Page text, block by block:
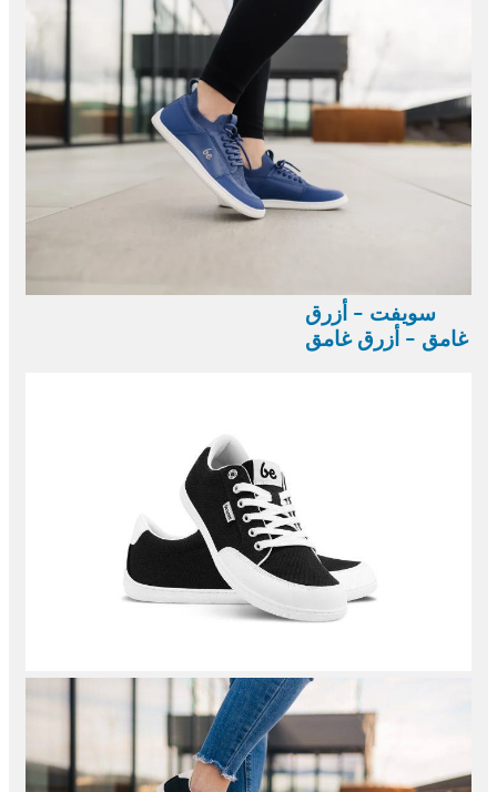
سويفت - أزرق
غامق - أزرق غامق